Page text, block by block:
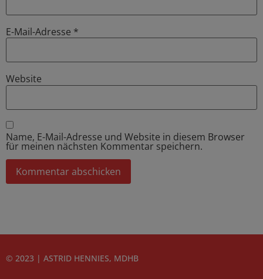
E-Mail-Adresse *
Website
Name, E-Mail-Adresse und Website in diesem Browser
für meinen nächsten Kommentar speichern.
© 2023 | ASTRID HENNIES, MDHB